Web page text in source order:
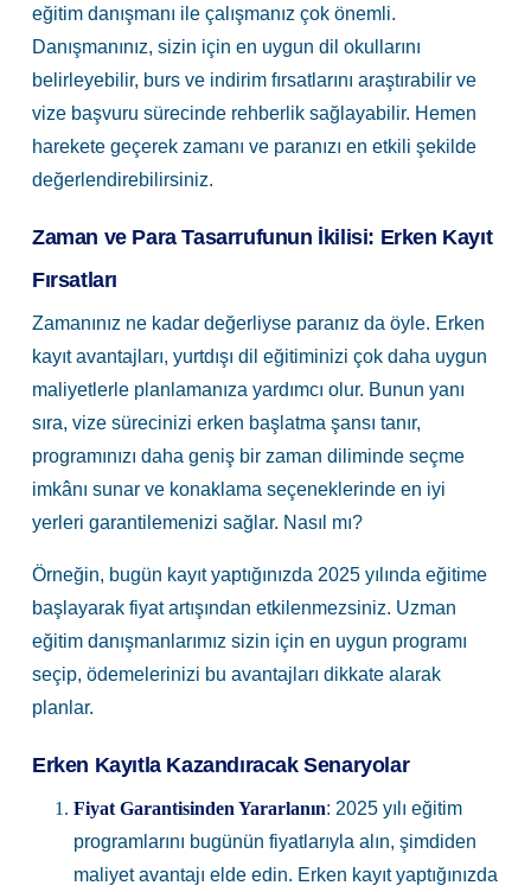
eğitim danışmanı ile çalışmanız çok önemli.
Danışmanınız, sizin için en uygun dil okullarını
belirleyebilir, burs ve indirim fırsatlarını araştırabilir ve
vize başvuru sürecinde rehberlik sağlayabilir. Hemen
harekete geçerek zamanı ve paranızı en etkili şekilde
değerlendirebilirsiniz.
Zaman ve Para Tasarrufunun İkilisi: Erken Kayıt
Fırsatları
Zamanınız ne kadar değerliyse paranız da öyle. Erken
kayıt avantajları, yurtdışı dil eğitiminizi çok daha uygun
maliyetlerle planlamanıza yardımcı olur. Bunun yanı
sıra, vize sürecinizi erken başlatma şansı tanır,
programınızı daha geniş bir zaman diliminde seçme
imkânı sunar ve konaklama seçeneklerinde en iyi
yerleri garantilemenizi sağlar. Nasıl mı?
Örneğin, bugün kayıt yaptığınızda 2025 yılında eğitime
başlayarak fiyat artışından etkilenmezsiniz. Uzman
eğitim danışmanlarımız sizin için en uygun programı
seçip, ödemelerinizi bu avantajları dikkate alarak
planlar.
Erken Kayıtla Kazandıracak Senaryolar
Fiyat Garantisinden Yararlanın: 2025 yılı eğitim
programlarını bugünün fiyatlarıyla alın, şimdiden
maliyet avantajı elde edin. Erken kayıt yaptığınızda